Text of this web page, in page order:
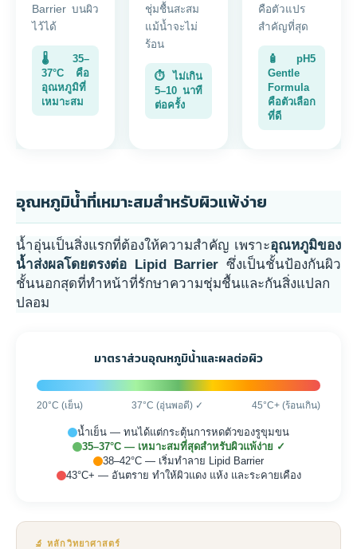
Barrier บนผิว
ไว้ได้
🌡 35–
37°C คือ
อุณหภูมิที่
เหมาะสม
ชุ่มชื้นสะสม
แม้น้ำจะไม่
ร้อน
⏱ ไม่เกิน
5–10 นาที
ต่อครั้ง
คือตัวแปร
สำคัญที่สุด
🧴 pH5
Gentle
Formula
คือตัวเลือก
ที่ดี
อุณหภูมิน้ำที่เหมาะสมสำหรับผิวแพ้ง่าย
น้ำอุ่นเป็นสิ่งแรกที่ต้องให้ความสำคัญ เพราะอุณหภูมิของ
น้ำส่งผลโดยตรงต่อ Lipid Barrier ซึ่งเป็นชั้นป้องกันผิว
ชั้นนอกสุดที่ทำหน้าที่รักษาความชุ่มชื้นและกันสิ่งแปลก
ปลอม
มาตราส่วนอุณหภูมิน้ำและผลต่อผิว
20°C (เย็น) 37°C (อุ่นพอดี) ✓ 45°C+ (ร้อนเกิน)
น้ำเย็น — ทนได้แต่กระตุ้นการหดตัวของรูขุมขน
35–37°C — เหมาะสมที่สุดสำหรับผิวแพ้ง่าย ✓
38–42°C — เริ่มทำลาย Lipid Barrier
43°C+ — อันตราย ทำให้ผิวแดง แห้ง และระคายเคือง
🔬 หลักวิทยาศาสตร์